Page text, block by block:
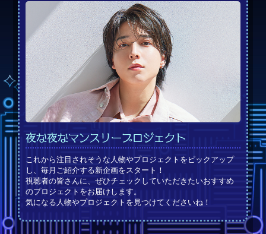
夜な夜なマンスリープロジェクト
これから注目されそうな人物やプロジェクトをピックアップ
し、毎月ご紹介する新企画をスタート！
視聴者の皆さんに、ぜひチェックしていただきたいおすすめ
のプロジェクトをお届けします。
気になる人物やプロジェクトを見つけてくださいね！